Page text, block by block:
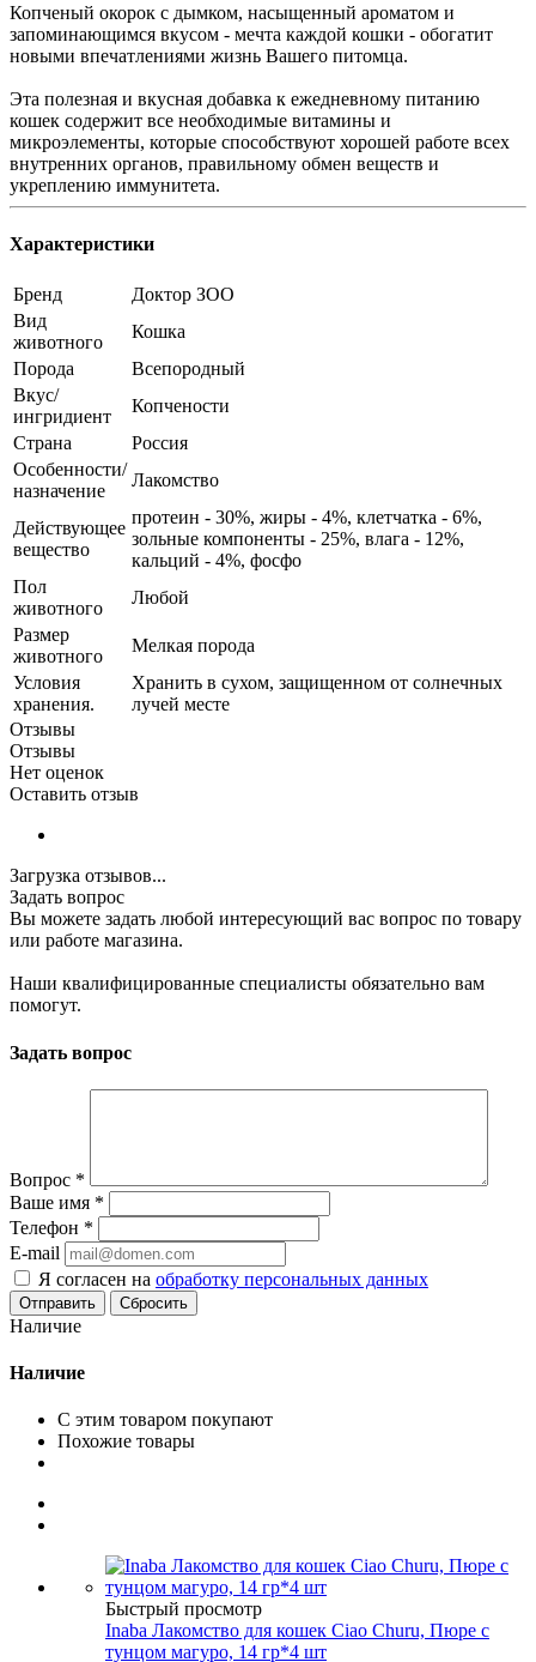
Копченый окорок с дымком, насыщенный ароматом и
запоминающимся вкусом - мечта каждой кошки - обогатит
новыми впечатлениями жизнь Вашего питомца.
Эта полезная и вкусная добавка к ежедневному питанию
кошек содержит все необходимые витамины и
микроэлементы, которые способствуют хорошей работе всех
внутренних органов, правильному обмен веществ и
укреплению иммунитета.
Характеристики
Бренд
Доктор ЗОО
Вид
животного
Кошка
Порода
Всепородный
Вкус/
ингридиент
Копчености
Страна
Россия
Особенности/
назначение
Лакомство
Действующее
вещество
протеин - 30%, жиры - 4%, клетчатка - 6%,
зольные компоненты - 25%, влага - 12%,
кальций - 4%, фосфо
Пол
животного
Любой
Размер
животного
Мелкая порода
Условия
хранения.
Хранить в сухом, защищенном от солнечных
лучей месте
Отзывы
Отзывы
Нет оценок
Оставить отзыв
Загрузка отзывов...
Задать вопрос
Вы можете задать любой интересующий вас вопрос по товару
или работе магазина.
Наши квалифицированные специалисты обязательно вам
помогут.
Задать вопрос
Вопрос *
Ваше имя *
Телефон *
E-mail
Я согласен на обработку персональных данных
Сбросить
Наличие
Наличие
С этим товаром покупают
Похожие товары
Быстрый просмотр
Inaba Лакомство для кошек Ciao Churu, Пюре с
тунцом магуро, 14 гр*4 шт